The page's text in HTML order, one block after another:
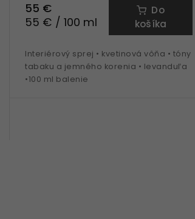
55 €
55 € / 100 ml
Do
košíka
Interiérový sprej • kvetinová vôňa • tóny
tabaku a jemného korenia • levanduľa
•100 ml balenie